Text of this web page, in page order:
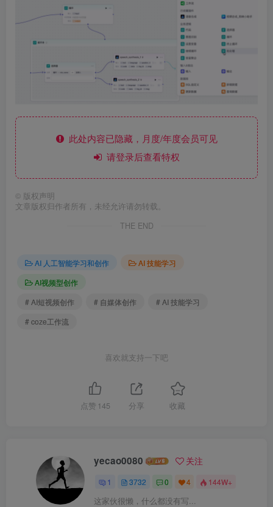
此处内容已隐藏，月度/年度会员可见
请登录后查看特权
© 版权声明
文章版权归作者所有，未经允许请勿转载。
THE END
AI 人工智能学习和创作
AI 技能学习
AI视频型创作
# AI短视频创作
# 自媒体创作
# AI 技能学习
# coze工作流
喜欢就支持一下吧
点赞 145 分享 收藏
yecao0080 关注
1 3732 0 4 144W+
这家伙很懒，什么都没有写...